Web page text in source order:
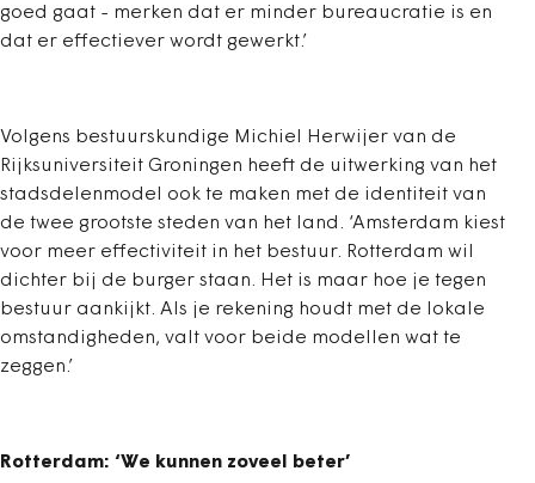
goed gaat - merken dat er minder bureaucratie is en
dat er effectiever wordt gewerkt.’
Volgens bestuurskundige Michiel Herwijer van de
Rijksuniversiteit Groningen heeft de uitwerking van het
stadsdelenmodel ook te maken met de identiteit van
de twee grootste steden van het land. ‘Amsterdam kiest
voor meer effectiviteit in het bestuur. Rotterdam wil
dichter bij de burger staan. Het is maar hoe je tegen
bestuur aankijkt. Als je rekening houdt met de lokale
omstandigheden, valt voor beide modellen wat te
zeggen.’
Rotterdam: ‘We kunnen zoveel beter’